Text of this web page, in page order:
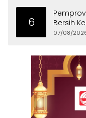
6
Bersih
07/08/